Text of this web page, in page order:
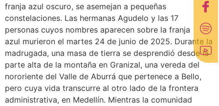
franja azul oscuro, se asemejan a pequeñas
constelaciones. Las hermanas Agudelo y las 17
personas cuyos nombres aparecen sobre la franja
azul murieron el martes 24 de junio de 2025. Durante la
madrugada, una masa de tierra se desprendió desde la
parte alta de la montaña en Granizal, una vereda del
nororiente del Valle de Aburrá que pertenece a Bello,
pero cuya vida transcurre al otro lado de la frontera
administrativa, en Medellín. Mientras la comunidad